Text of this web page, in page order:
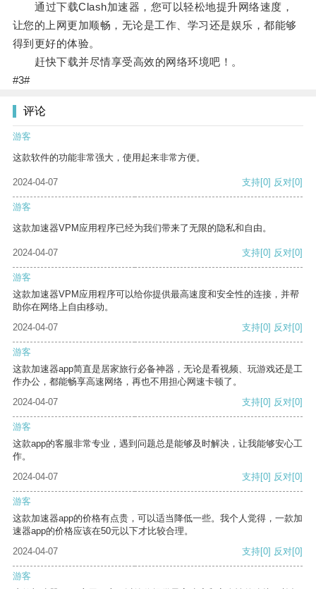
通过下载Clash加速器，您可以轻松地提升网络速度，
让您的上网更加顺畅，无论是工作、学习还是娱乐，都能够
得到更好的体验。
赶快下载并尽情享受高效的网络环境吧！。
#3#
评论
游客
这款软件的功能非常强大，使用起来非常方便。
2024-04-07 支持[0] 反对[0]
游客
这款加速器VPM应用程序已经为我们带来了无限的隐私和自由。
2024-04-07 支持[0] 反对[0]
游客
这款加速器VPM应用程序可以给你提供最高速度和安全性的连接，并帮
助你在网络上自由移动。
2024-04-07
支持[0] 反对[0]
游客
这款加速器app简直是居家旅行必备神器，无论是看视频、玩游戏还是工
作办公，都能畅享高速网络，再也不用担心网速卡顿了。
2024-04-07
支持[0] 反对[0]
游客
这款app的客服非常专业，遇到问题总是能够及时解决，让我能够安心工
作。
2024-04-07
支持[0] 反对[0]
游客
这款加速器app的价格有点贵，可以适当降低一些。我个人觉得，一款加
速器app的价格应该在50元以下才比较合理。
2024-04-07
支持[0] 反对[0]
游客